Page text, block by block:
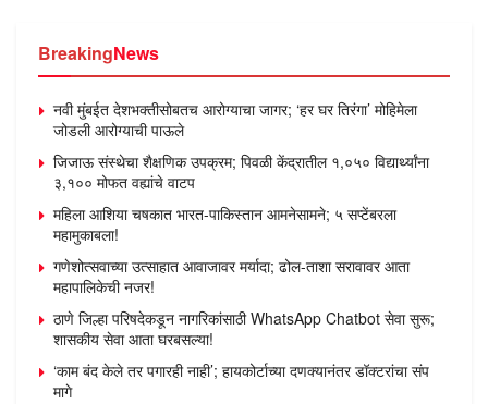
BreakingNews
नवी मुंबईत देशभक्तीसोबतच आरोग्याचा जागर; ‘हर घर तिरंगा’ मोहिमेला
जोडली आरोग्याची पाऊले
जिजाऊ संस्थेचा शैक्षणिक उपक्रम; पिवळी केंद्रातील १,०५० विद्यार्थ्यांना
३,१०० मोफत वह्यांचे वाटप
महिला आशिया चषकात भारत-पाकिस्तान आमनेसामने; ५ सप्टेंबरला
महामुकाबला!
गणेशोत्सवाच्या उत्साहात आवाजावर मर्यादा; ढोल-ताशा सरावावर आता
महापालिकेची नजर!
ठाणे जिल्हा परिषदेकडून नागरिकांसाठी WhatsApp Chatbot सेवा सुरू;
शासकीय सेवा आता घरबसल्या!
‘काम बंद केले तर पगारही नाही’; हायकोर्टाच्या दणक्यानंतर डॉक्टरांचा संप
मागे